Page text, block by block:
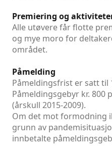
Premiering og
Alle utøvere får flotte
og mye moro for
området.
Påmelding
Påmeldingsfrist er satt til
Påmeldingsgebyr kr. 800
(årskull 2015-2009).
Om det mot formodning
grunn av
innbetalte